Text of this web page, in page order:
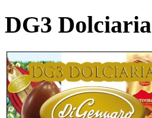
DG3 Dolciaria